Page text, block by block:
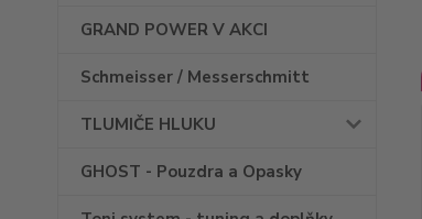
GRAND POWER V AKCI
Schmeisser / Messerschmitt
TLUMIČE HLUKU
GHOST - Pouzdra a Opasky